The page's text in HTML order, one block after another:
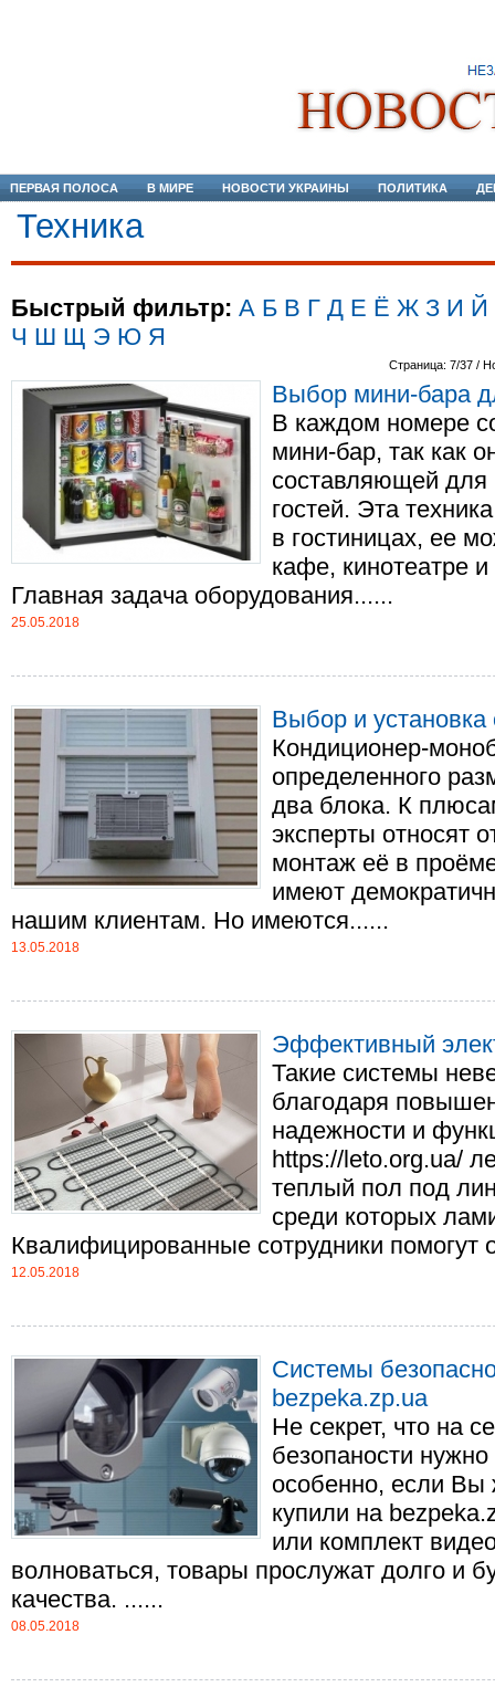
ПЕРВАЯ ПОЛОСА В МИРЕ НОВОСТИ УКРАИНЫ ПОЛИТИКА
Техника
Быстрый фильтр: А Б В Г Д Е Ё Ж З И Й
Ч Ш Щ Э Ю Я
Страница: 7/37 /
Выбор мини-бара
В каждом номере
мини-бар, так как
составляющей для
гостей. Эта
в гостиницах, ее
кафе, кинотеатре
Главная задача оборудования......
25.05.2018
Выбор и установка
Кондиционер-
определенного
два блока. К
эксперты относят
монтаж её в
имеют
нашим клиентам. Но имеются......
13.05.2018
Эффективный
Такие системы
благодаря
надежности и
https://leto.org.ua/
теплый пол под
среди которых
Квалифицированные сотрудники помогут
12.05.2018
Системы
bezpeka.zp.ua
Не секрет, что на
безопаности
особенно, если Вы
купили на
или комплект
волноваться, товары прослужат долго и
качества. ......
08.05.2018